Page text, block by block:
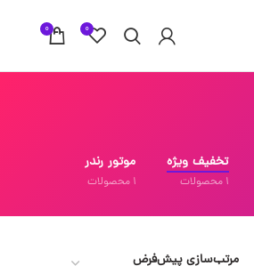
0
0
تخفیف ویژه
1 محصولات
موتور رندر
1 محصولات